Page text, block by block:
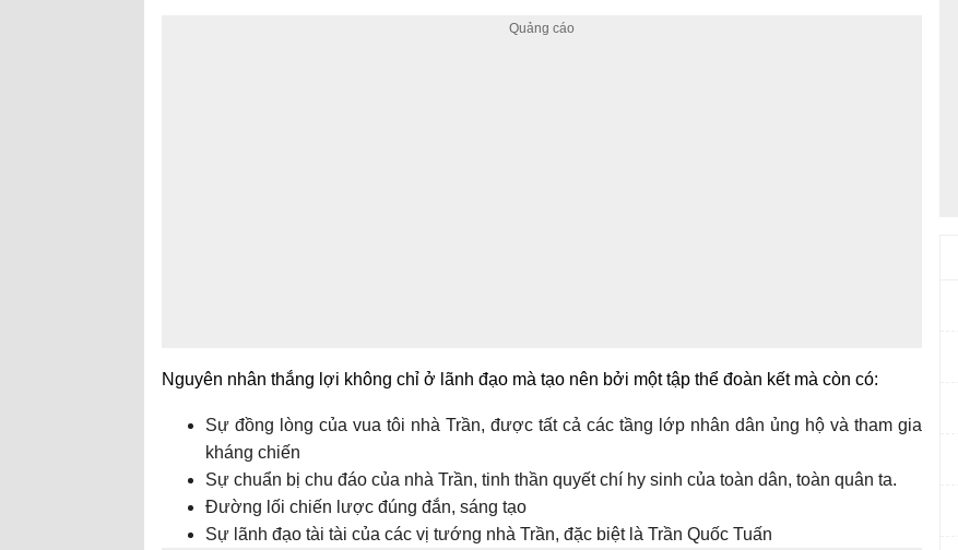
Nguyên nhân thắng lợi không chỉ ở lãnh đạo mà tạo nên bởi một tập thể đoàn kết mà còn có:
Sự đồng lòng của vua tôi nhà Trần, được tất cả các tầng lớp nhân dân ủng hộ và tham gia
kháng chiến
Sự chuẩn bị chu đáo của nhà Trần, tinh thần quyết chí hy sinh của toàn dân, toàn quân ta.
Đường lối chiến lược đúng đắn, sáng tạo
Sự lãnh đạo tài tài của các vị tướng nhà Trần, đặc biệt là Trần Quốc Tuấn